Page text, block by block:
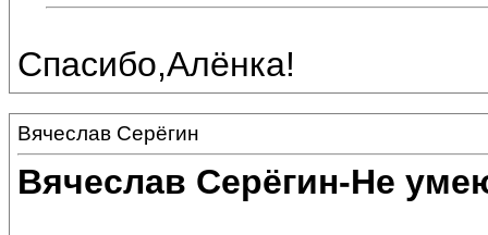
Спасибо,Алёнка!
Вячеслав Серёгин
Вячеслав Серёгин-Не